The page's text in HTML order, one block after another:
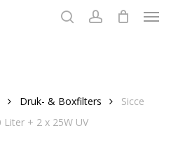
Menu
Druk- & Boxfilters
Sicce
+ 2 x 25W UV